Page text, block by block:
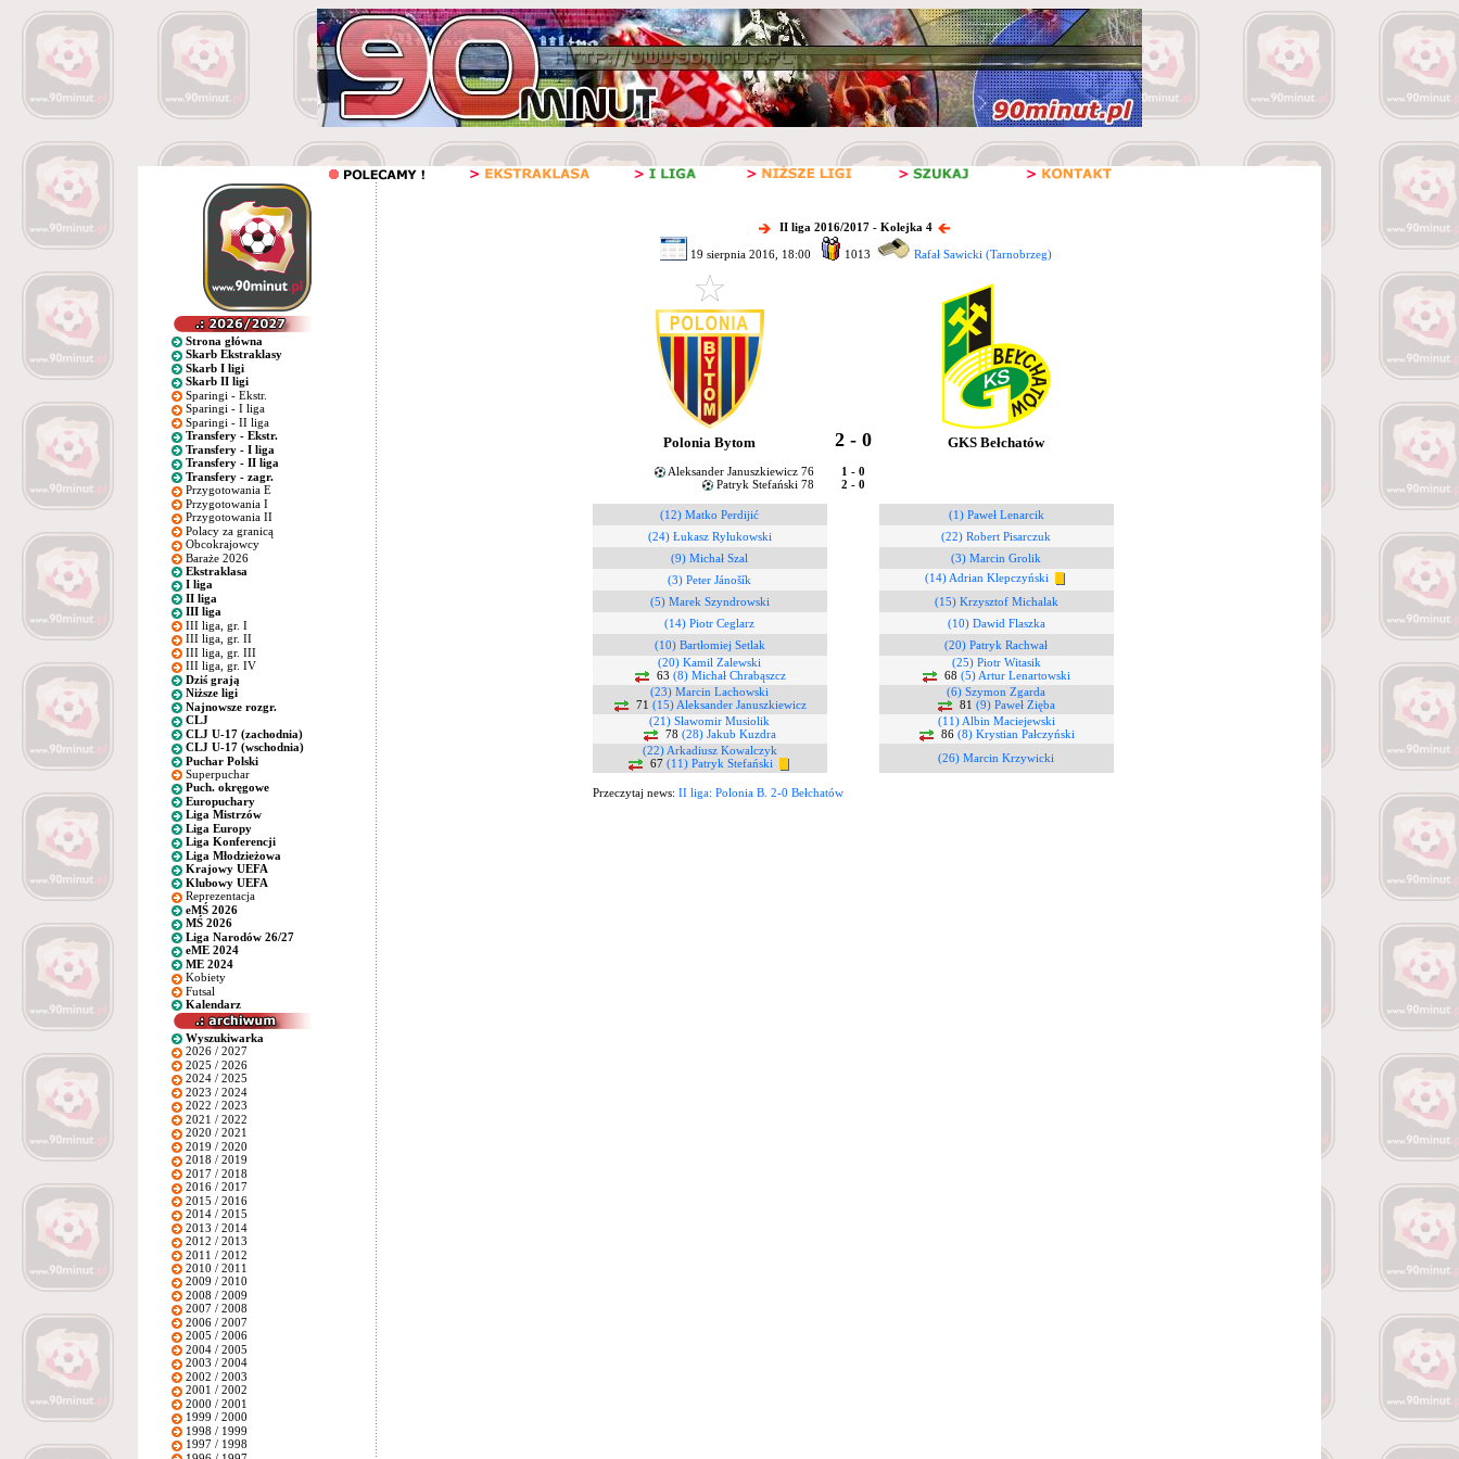
Strona główna
Skarb Ekstraklasy
Skarb I ligi
Skarb II ligi
Sparingi - Ekstr.
Sparingi - I liga
Sparingi - II liga
Transfery - Ekstr.
Transfery - I liga
Transfery - II liga
Transfery - zagr.
Przygotowania E
Przygotowania I
Przygotowania II
Polacy za granicą
Obcokrajowcy
Baraże 2026
Ekstraklasa
I liga
II liga
III liga
III liga, gr. I
III liga, gr. II
III liga, gr. III
III liga, gr. IV
Dziś grają
Niższe ligi
Najnowsze rozgr.
CLJ
CLJ U-17 (zachodnia)
CLJ U-17 (wschodnia)
Puchar Polski
Superpuchar
Puch. okręgowe
Europuchary
Liga Mistrzów
Liga Europy
Liga Konferencji
Liga Młodzieżowa
Krajowy UEFA
Klubowy UEFA
Reprezentacja
eMŚ 2026
MŚ 2026
Liga Narodów 26/27
eME 2024
ME 2024
Kobiety
Futsal
Kalendarz
Wyszukiwarka
2026 / 2027
2025 / 2026
2024 / 2025
2023 / 2024
2022 / 2023
2021 / 2022
2020 / 2021
2019 / 2020
2018 / 2019
2017 / 2018
2016 / 2017
2015 / 2016
2014 / 2015
2013 / 2014
2012 / 2013
2011 / 2012
2010 / 2011
2009 / 2010
2008 / 2009
2007 / 2008
2006 / 2007
2005 / 2006
2004 / 2005
2003 / 2004
2002 / 2003
2001 / 2002
2000 / 2001
1999 / 2000
1998 / 1999
1997 / 1998
II liga 2016/2017 - Kolejka 4
19 sierpnia 2016, 18:00 1013 Rafał Sawicki (Tarnobrzeg)
Polonia Bytom 2 - 0 GKS Bełchatów
Aleksander Januszkiewicz 76
1 - 0
Patryk Stefański 78
2 - 0
(12) Matko Perdijić
(1) Paweł Lenarcik
(24) Łukasz Rylukowski
(22) Robert Pisarczuk
(9) Michał Szal
(3) Marcin Grolik
(3) Peter Jánošík
(14) Adrian Klepczyński
(5) Marek Szyndrowski
(15) Krzysztof Michalak
(14) Piotr Ceglarz
(10) Dawid Flaszka
(10) Bartłomiej Setlak
(20) Patryk Rachwał
(20) Kamil Zalewski
63 (8) Michał Chrabąszcz
(25) Piotr Witasik
68 (5) Artur Lenartowski
(23) Marcin Lachowski
71 (15) Aleksander Januszkiewicz
(6) Szymon Zgarda
81 (9) Paweł Zięba
(21) Sławomir Musiolik
78 (28) Jakub Kuzdra
(11) Albin Maciejewski
86 (8) Krystian Pałczyński
(22) Arkadiusz Kowalczyk
67 (11) Patryk Stefański (26) Marcin Krzywicki
Przeczytaj news: II liga: Polonia B. 2-0 Bełchatów